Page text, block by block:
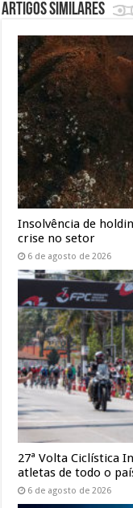
Artigos similares
Insolvência de
crise no setor
6 de agosto de 2026
27ª Volta Ciclística
atletas de todo o
6 de agosto de 2026